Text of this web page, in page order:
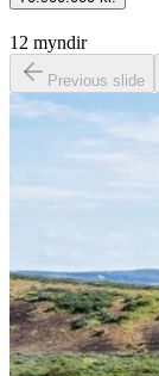
12 myndir
Previous slide